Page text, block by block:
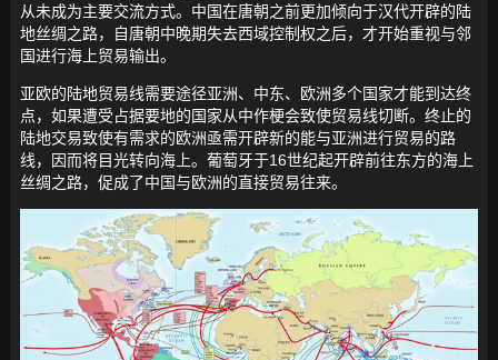
从未成为主要交流方式。中国在唐朝之前更加倾向于汉代开辟的陆
地丝绸之路，自唐朝中晚期失去西域控制权之后，才开始重视与邻
国进行海上贸易输出。
亚欧的陆地贸易线需要途径亚洲、中东、欧洲多个国家才能到达终
点，如果遭受占据要地的国家从中作梗会致使贸易线切断。终止的
陆地交易致使有需求的欧洲亟需开辟新的能与亚洲进行贸易的路
线，因而将目光转向海上。葡萄牙于16世纪起开辟前往东方的海上
丝绸之路，促成了中国与欧洲的直接贸易往来。